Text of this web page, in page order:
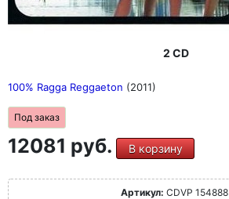
2 CD
100% Ragga Reggaeton (2011)
Под заказ
12081 руб. В корзину
Артикул: CDVP 154888